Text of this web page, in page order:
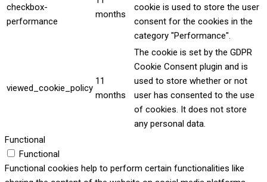
checkbox-
performance
months
cookie is used to store the user
consent for the cookies in the
category "Performance".
viewed_cookie_policy
11
months
The cookie is set by the GDPR
Cookie Consent plugin and is
used to store whether or not
user has consented to the use
of cookies. It does not store
any personal data.
Functional
Functional
Functional cookies help to perform certain functionalities like